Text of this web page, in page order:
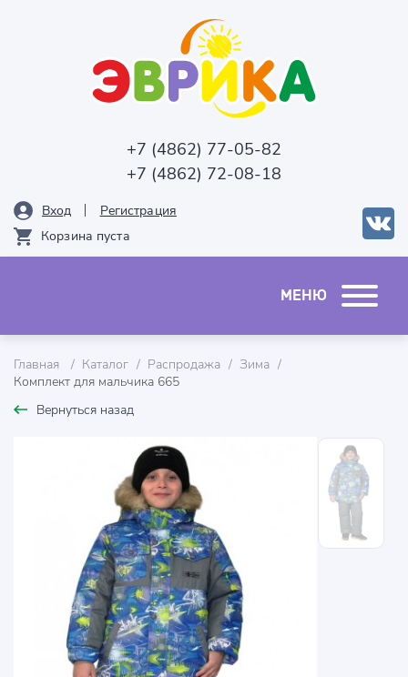
+7 (4862) 77-05-82
+7 (4862) 72-08-18
Вход
Рeгистрация
Корзина пуста
Главная Каталог Распродажа
Зима
Комплект для мальчика 665
Вернуться назад